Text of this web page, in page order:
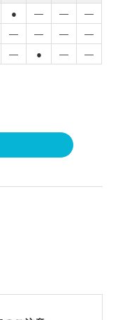
● ― ―
―
― ― ―
―
― ● ―
―